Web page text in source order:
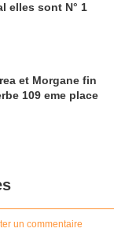
elles sont N° 1
et Morgane fin
109 eme place
un commentaire